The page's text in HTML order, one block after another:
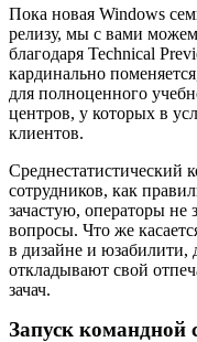
Пока новая Windows
релизу, мы с вами
благодаря Technical
кардинально
для полноценного
центров, у которых в
клиентов.
Среднестатистический
сотрудников, как
зачастую, операторы не
вопросы. Что же
в дизайне и юзабилити,
откладывают свой
зачач.
Запуск командной